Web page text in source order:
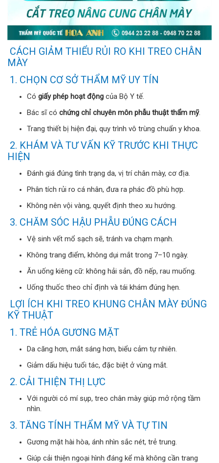
CÁCH GIẢM THIỂU RỦI RO KHI TREO CHÂN
MÀY
1. CHỌN CƠ SỞ THẨM MỸ UY TÍN
Có giấy phép hoạt động của Bộ Y tế.
Bác sĩ có chứng chỉ chuyên môn phẫu thuật thẩm mỹ.
Trang thiết bị hiện đại, quy trình vô trùng chuẩn y khoa.
2. KHÁM VÀ TƯ VẤN KỸ TRƯỚC KHI THỰC
HIỆN
Đánh giá đúng tình trạng da, vị trí chân mày, cơ địa.
Phân tích rủi ro cá nhân, đưa ra phác đồ phù hợp.
Không nên vội vàng, quyết định theo xu hướng.
3. CHĂM SÓC HẬU PHẪU ĐÚNG CÁCH
Vệ sinh vết mổ sạch sẽ, tránh va chạm mạnh.
Không trang điểm, không dụi mắt trong 7–10 ngày.
Ăn uống kiêng cữ: không hải sản, đồ nếp, rau muống.
Uống thuốc theo chỉ định và tái khám đúng hẹn.
LỢI ÍCH KHI TREO KHUNG CHÂN MÀY ĐÚNG
KỸ THUẬT
1. TRẺ HÓA GƯƠNG MẶT
Da căng hơn, mắt sáng hơn, biểu cảm tự nhiên.
Giảm dấu hiệu tuổi tác, đặc biệt ở vùng mắt.
2. CẢI THIỆN THỊ LỰC
Với người có mí sụp, treo chân mày giúp mở rộng tầm
nhìn.
3. TĂNG TÍNH THẨM MỸ VÀ TỰ TIN
Gương mặt hài hòa, ánh nhìn sắc nét, trẻ trung.
Giúp cải thiện ngoại hình đáng kể mà không cần trang